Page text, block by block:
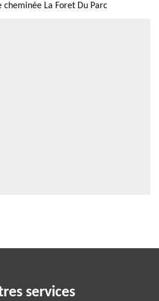
cheminée La Foret Du Parc
services